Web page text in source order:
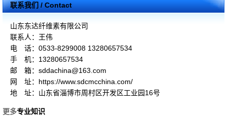
联系我们 / Contact
山东东达纤维素有限公司
联系人：王伟
电 话：0533-8299008 13280657534
手 机：13280657534
邮 箱：sddachina@163.com
网 址：https://www.sdcmcchina.com/
地 址：山东省淄博市周村区开发区工业园16号
更多专业知识